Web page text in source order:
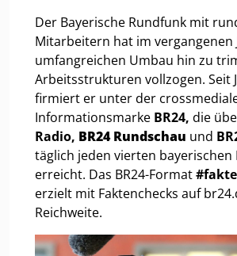
Der Bayerische Rundfunk mit
Mitarbeitern hat im vergangenen
umfangreichen Umbau hin zu
Arbeitsstrukturen vollzogen. Seit
firmiert er unter der
Informationsmarke BR24, die
Radio, BR24 Rundschau und
täglich jeden vierten bayerischen
erreicht. Das BR24-Format
erzielt mit Faktenchecks auf
Reichweite.